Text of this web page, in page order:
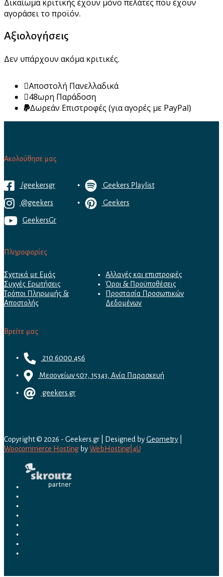
Δικαίωμα κριτικής έχουν μόνο πελάτες που έχουν
αγοράσει το προϊόν.
Αξιολογήσεις
Δεν υπάρχουν ακόμα κριτικές.
Αποστολή Πανελλαδικά
48ωρη Παράδοση
Δωρεάν Eπιστροφές (για αγορές με PayPal)
Ακολούθησε μας
/geekersgr
@geekers
GeekersGr
Geekers Playlist
Geekers
Πληροφορίες
Σχετικά με Εμάς
Συχνές Ερωτήσεις
Τρόποι Πληρωμής &
Αποστολής
Αλλαγές και επιστροφές
Όροι & Προϋποθέσεις
Προστασία Προσωπικών
Δεδομένων
Βρείτε μας
210 6000 456
Μεσογείων 507, 15343, Αγία Παρασκευή
geekers.gr
Copyright © 2026 - Geekers.gr | Designed byGeometry
Woocommerce Hosting byWebHosting|4U